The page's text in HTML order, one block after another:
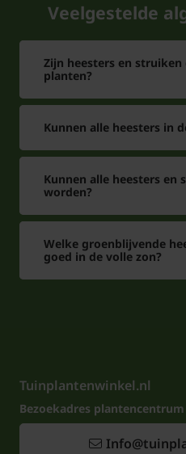
Veelgestelde
Zijn heesters en
planten?
Kunnen alle heesters in
Kunnen alle heesters en
worden?
Welke groenblijvende
goed in de volle zon?
Tuinplantenwinkel.nl
Bezoekadres plantencentrum